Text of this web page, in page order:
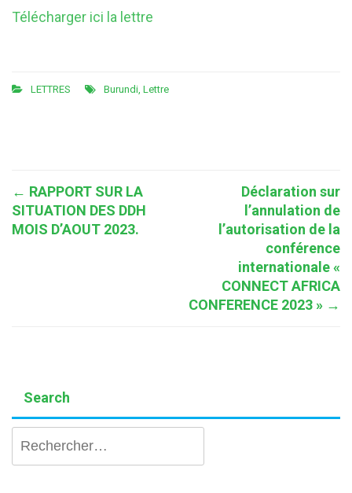
Télécharger ici la lettre
LETTRES Burundi Lettre
Post
navigation
← RAPPORT SUR LA
SITUATION DES DDH
MOIS D’AOUT 2023.
Déclaration sur
l’annulation de
l’autorisation de la
conférence
internationale «
CONNECT AFRICA
CONFERENCE 2023 » →
Search